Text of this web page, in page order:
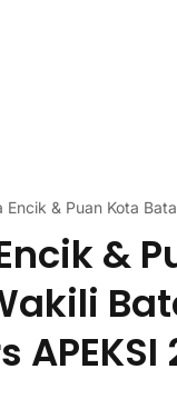
Encik & Puan Kota
&